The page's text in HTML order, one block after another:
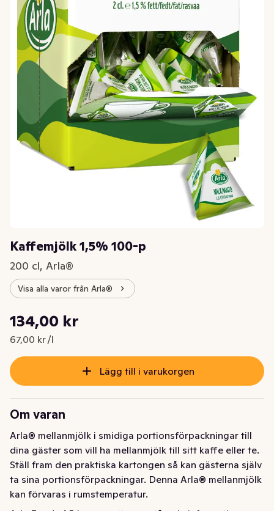
Kaffemjölk 1,5% 100-p
200 cl, Arla®
Visa alla varor från Arla®
Nuvarande pris är: 134,00 kr
134,00 kr
67,00 kr /l
Styckpris: 67,00 kr /l
Lägg till i varukorgen
Om varan
Arla® mellanmjölk i smidiga portionsförpackningar till
dina gäster som vill ha mellanmjölk till sitt kaffe eller te.
Ställ fram den praktiska kartongen så kan gästerna själv
ta sina portionsförpackningar. Denna Arla® mellanmjölk
kan förvaras i rumstemperatur.